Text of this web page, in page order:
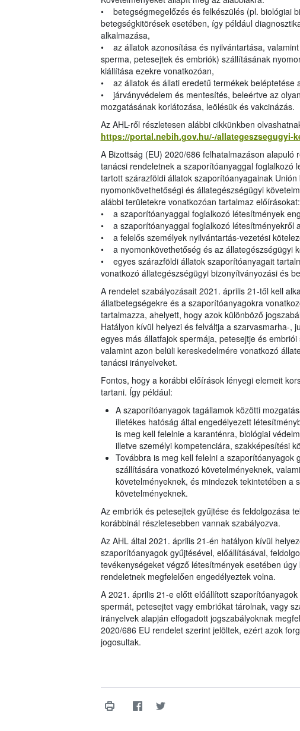
• betegségmegelőzés és felkészülés (pl. biológiai
betegségkitörések esetében, így például
alkalmazása,
• az állatok azonosítása és nyilvántartása,
sperma, petesejtek és embriók) szállításának
kiállítása ezekre vonatkozóan,
• az állatok és állati eredetű termékek beléptetése
• járványvédelem és mentesítés, beleértve az
mozgatásának korlátozása, leölésük és vakcinázás.
Az AHL-ről részletesen alábbi cikkünkben
https://portal.nebih.gov.hu/-/allategeszsegugyi-
A Bizottság (EU) 2020/686 felhatalmazáson
tanácsi rendeletnek a szaporítóanyaggal foglalkozó
tartott szárazföldi állatok szaporítóanyagainak
nyomonkövethetőségi és állategészségügyi
alábbi területekre vonatkozóan tartalmaz előírásokat:
• a szaporítóanyaggal foglalkozó létesítmények
• a szaporítóanyaggal foglalkozó létesítményekről
• a felelős személyek nyilvántartás-vezetési
• a nyomonkövethetőség és az állategészségügyi
• egyes szárazföldi állatok szaporítóanyagait
vonatkozó állategészségügyi bizonyítványozási és
A rendelet szabályozásait 2021. április 21-től kell
állatbetegségekre és a szaporítóanyagokra
tartalmazza, ahelyett, hogy azok különböző
Hatályon kívül helyezi és felváltja a szarvasmarha-,
egyes más állatfajok spermája, petesejtje és
valamint azon belüli kereskedelmére vonatkozó
tanácsi irányelveket.
Fontos, hogy a korábbi előírások lényegi elemeit
tartani. Így például:
A szaporítóanyagok tagállamok közötti
illetékes hatóság által engedélyezett
is meg kell felelnie a karanténra, biológiai
illetve személyi kompetenciára, szakképesítési
Továbbra is meg kell felelni a
szállítására vonatkozó követelményeknek,
követelményeknek, és mindezek tekintetében a
követelményeknek.
Az embriók és petesejtek gyűjtése és feldolgozása
korábbinál részletesebben vannak szabályozva.
Az AHL által 2021. április 21-én hatályon kívül
szaporítóanyagok gyűjtésével, előállításával,
tevékenységeket végző létesítmények esetében
rendeletnek megfelelően engedélyeztek volna.
A 2021. április 21-e előtt előállított
spermát, petesejtet vagy embriókat tárolnak, vagy
irányelvek alapján elfogadott jogszabályoknak
2020/686 EU rendelet szerint jelöltek, ezért azok
jogosultak.